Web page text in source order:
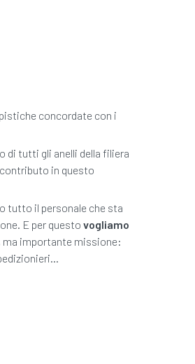
concordate con i
di tutti gli anelli della filiera
in questo
tutto il personale che sta
E per questo vogliamo
importante missione: